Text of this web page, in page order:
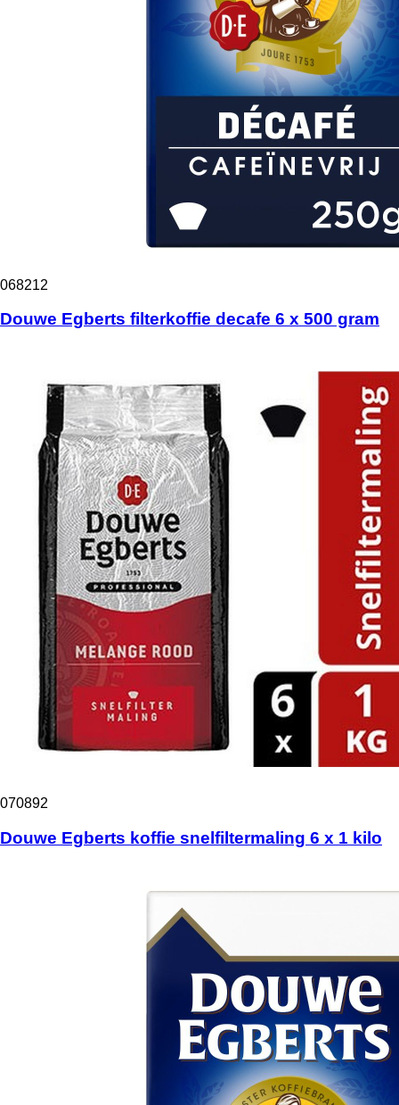
068212
Douwe Egberts filterkoffie decafe 6 x 500 gram
070892
Douwe Egberts koffie snelfiltermaling 6 x 1 kilo